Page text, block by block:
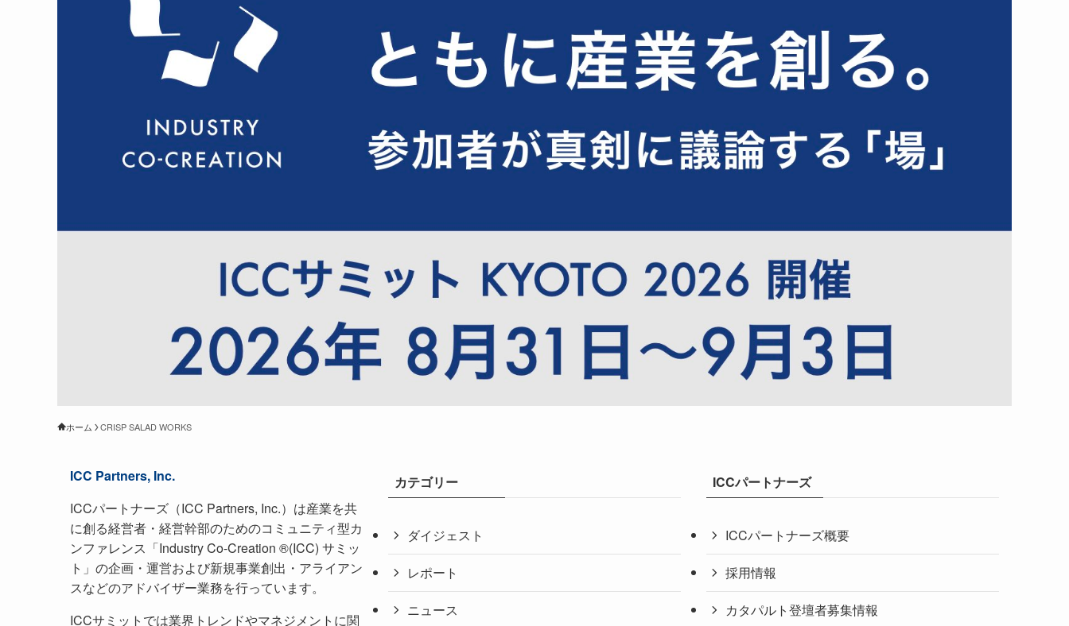
ホーム CRISP SALAD WORKS
ICC Partners, Inc.
ICCパートナーズ（ICC Partners, Inc.）は産業を共
に創る経営者・経営幹部のためのコミュニティ型カ
ンファレンス「Industry Co-Creation ®(ICC) サミッ
ト」の企画・運営および新規事業創出・アライアン
スなどのアドバイザー業務を行っています。
ICCサミットでは業界トレンドやマネジメントに関
カテゴリー
ダイジェスト
レポート
ニュース
ICCパートナーズ
ICCパートナーズ概要
採用情報
カタパルト登壇者募集情報